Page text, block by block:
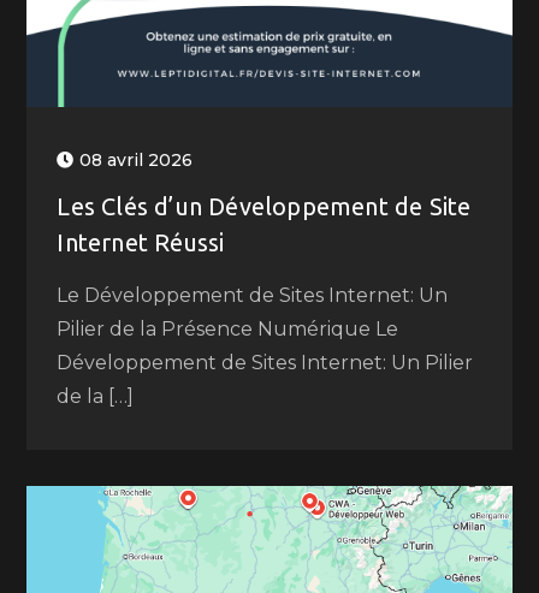
08 avril 2026
Les Clés d’un Développement de Site
Internet Réussi
Le Développement de Sites Internet: Un
Pilier de la Présence Numérique Le
Développement de Sites Internet: Un Pilier
de la […]